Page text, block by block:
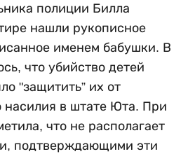
полиции Билла
нашли рукописное
именем бабушки. В
что убийство детей
"защитить” их от
насилия в штате Юта. При
что не располагает
подтверждающими эти